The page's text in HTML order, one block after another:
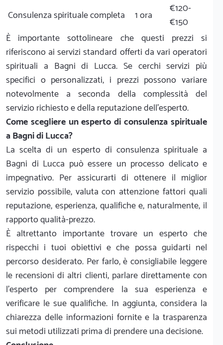
Consulenza spirituale completa 1 ora
€120-
€150
È importante sottolineare che questi prezzi si
riferiscono ai servizi standard offerti da vari operatori
spirituali a Bagni di Lucca. Se cerchi servizi più
specifici o personalizzati, i prezzi possono variare
notevolmente a seconda della complessità del
servizio richiesto e della reputazione dell’espertо.
Come scegliere un esperto di consulenza spirituale
a Bagni di Lucca?
La scelta di un esperto di consulenza spirituale a
Bagni di Lucca può essere un processo delicato e
impegnativo. Per assicurarti di ottenere il miglior
servizio possibile, valuta con attenzione fattori quali
reputazione, esperienza, qualifiche e, naturalmente, il
rapporto qualità-prezzo.
È altrettanto importante trovare un esperto che
rispecchi i tuoi obiettivi e che possa guidarti nel
percorso desiderato. Per farlo, è consigliabile leggere
le recensioni di altri clienti, parlare direttamente con
l’esperto per comprendere la sua esperienza e
verificare le sue qualifiche. In aggiunta, considera la
chiarezza delle informazioni fornite e la trasparenza
sui metodi utilizzati prima di prendere una decisione.